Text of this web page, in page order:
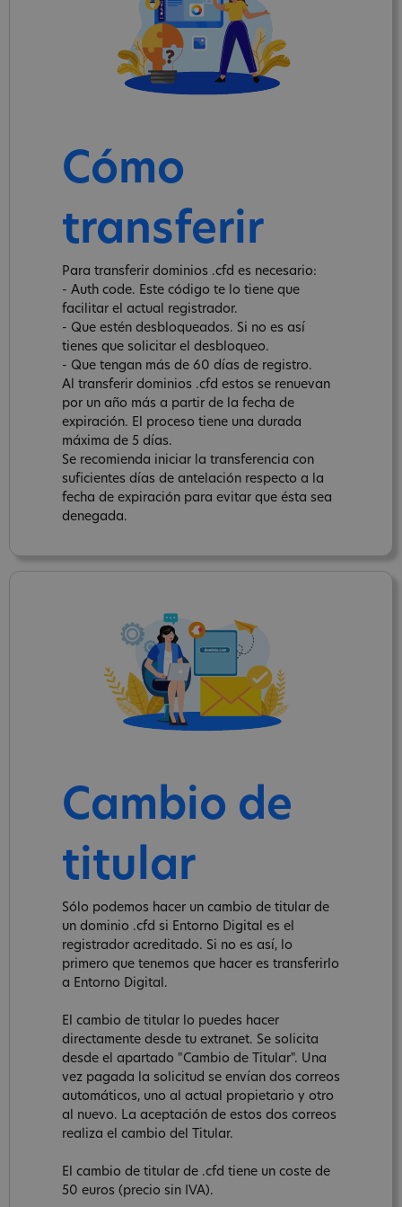
Cómo
transferir
Para transferir dominios .cfd es necesario:
- Auth code. Este código te lo tiene que
facilitar el actual registrador.
- Que estén desbloqueados. Si no es así
tienes que solicitar el desbloqueo.
- Que tengan más de 60 días de registro.
Al transferir dominios .cfd estos se renuevan
por un año más a partir de la fecha de
expiración. El proceso tiene una durada
máxima de 5 días.
Se recomienda iniciar la transferencia con
suficientes días de antelación respecto a la
fecha de expiración para evitar que ésta sea
denegada.
Cambio de
titular
Sólo podemos hacer un cambio de titular de
un dominio .cfd si Entorno Digital es el
registrador acreditado. Si no es así, lo
primero que tenemos que hacer es transferirlo
a Entorno Digital.
El cambio de titular lo puedes hacer
directamente desde tu extranet. Se solicita
desde el apartado "Cambio de Titular". Una
vez pagada la solicitud se envían dos correos
automáticos, uno al actual propietario y otro
al nuevo. La aceptación de estos dos correos
realiza el cambio del Titular.
El cambio de titular de .cfd tiene un coste de
50 euros (precio sin IVA).